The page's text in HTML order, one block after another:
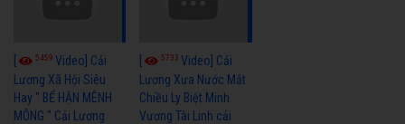
5459 Video] Cải
Lương Xã Hội Siêu
Hay " BỂ HẬN MÊNH
MÔNG " Cải Lương
5733Video] Cải
Lương Xưa Nước Mắt
Chiều Ly Biệt Minh
Vương Tài Linh cải